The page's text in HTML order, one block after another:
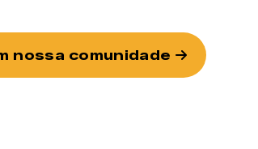
nossa comunidade